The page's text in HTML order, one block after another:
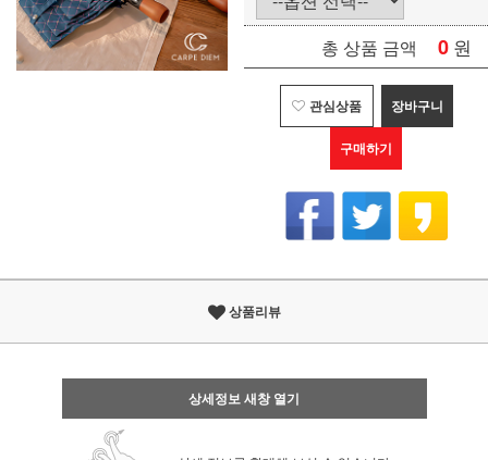
총 상품 금액 0 원
관심상품 장바구니
구매하기
상품리뷰
상세정보 새창 열기